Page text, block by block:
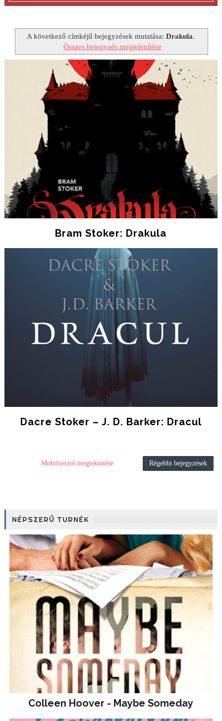
A következő címkéjű bejegyzések mutatása:Drakula.
Összes bejegyzés megjelenítése
Bram Stoker: Drakula
Dacre Stoker – J. D. Barker: Dracul
Régebbi bejegyzések
Mobilverzió megtekintése
NÉPSZERŰ TURNÉK
Colleen Hoover - Maybe Someday